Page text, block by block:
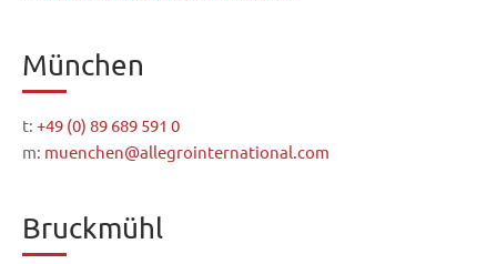
München
t: +49 (0) 89 689 591 0
m: muenchen@allegrointernational.com
Bruckmühl